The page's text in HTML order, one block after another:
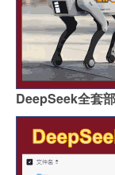
DeepSeek全套